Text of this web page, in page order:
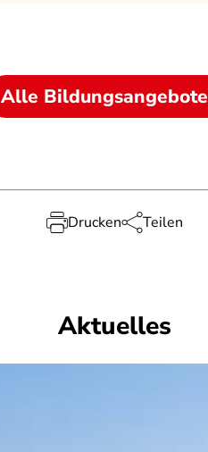
Alle Bildungsangebote
Drucken Teilen
Aktuelles